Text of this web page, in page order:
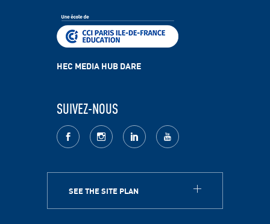
SEE THE SITE PLAN
A PROPOS
HEC MEDIA HUB DARE
SUIVEZ-NOUS
facebook Instagram LinkedIn youtube